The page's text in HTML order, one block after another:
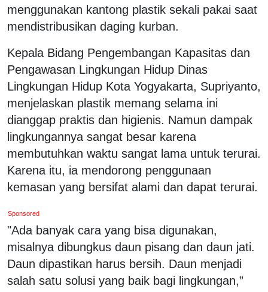
menggunakan kantong plastik sekali pakai saat
mendistribusikan daging kurban.
Kepala Bidang Pengembangan Kapasitas dan
Pengawasan Lingkungan Hidup Dinas
Lingkungan Hidup Kota Yogyakarta, Supriyanto,
menjelaskan plastik memang selama ini
dianggap praktis dan higienis. Namun dampak
lingkungannya sangat besar karena
membutuhkan waktu sangat lama untuk terurai.
Karena itu, ia mendorong penggunaan
kemasan yang bersifat alami dan dapat terurai.
Sponsored
"Ada banyak cara yang bisa digunakan,
misalnya dibungkus daun pisang dan daun jati.
Daun dipastikan harus bersih. Daun menjadi
salah satu solusi yang baik bagi lingkungan,”